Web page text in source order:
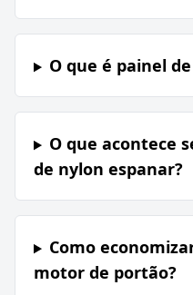
O que é painel
O que acontece
de nylon espanar?
Como
motor de portão?